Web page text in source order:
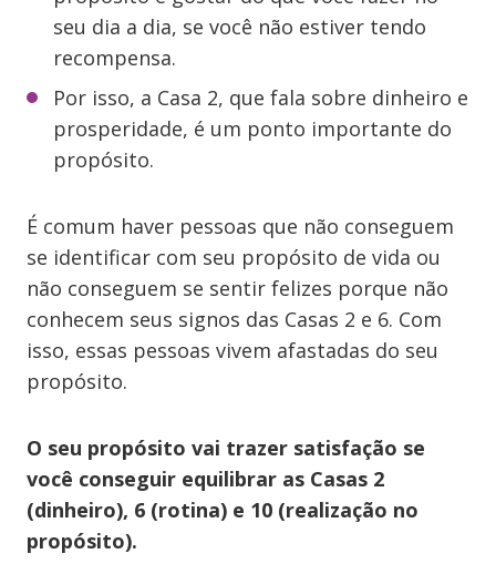
seu dia a dia, se você não estiver tendo
recompensa.
Por isso, a Casa 2, que fala sobre dinheiro e
prosperidade, é um ponto importante do
propósito.
É comum haver pessoas que não conseguem
se identificar com seu propósito de vida ou
não conseguem se sentir felizes porque não
conhecem seus signos das Casas 2 e 6. Com
isso, essas pessoas vivem afastadas do seu
propósito.
O seu propósito vai trazer satisfação se
você conseguir equilibrar as Casas 2
(dinheiro), 6 (rotina) e 10 (realização no
propósito).